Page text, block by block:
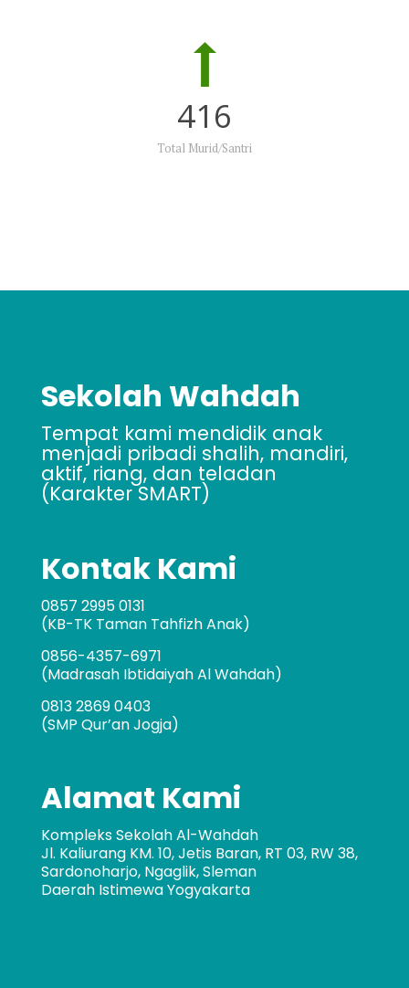
416
Total Murid/Santri
Sekolah Wahdah
Tempat kami mendidik anak
menjadi pribadi shalih, mandiri,
aktif, riang, dan teladan
(Karakter SMART)
Kontak Kami
0857 2995 0131
(KB-TK Taman Tahfizh Anak)
0856-4357-6971
(Madrasah Ibtidaiyah Al Wahdah)
0813 2869 0403
(SMP Qur’an Jogja)
Alamat Kami
Kompleks Sekolah Al-Wahdah
Jl. Kaliurang KM. 10, Jetis Baran, RT 03, RW 38,
Sardonoharjo, Ngaglik, Sleman
Daerah Istimewa Yogyakarta